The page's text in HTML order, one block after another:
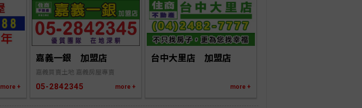
more +
嘉義一銀　加盟店
嘉義買賣土地 嘉義房屋專賣
05-2842345 more +
台中大里店　加盟店
more +